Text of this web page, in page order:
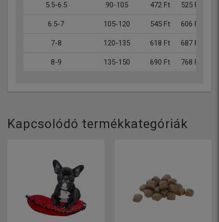
5.5-6.5 90-105 472 Ft 525 Ft
6.5-7 105-120 545 Ft 606 Ft
7-8 120-135 618 Ft 687 Ft
8-9 135-150 690 Ft 768 Ft
Kapcsolódó termékkategóriák